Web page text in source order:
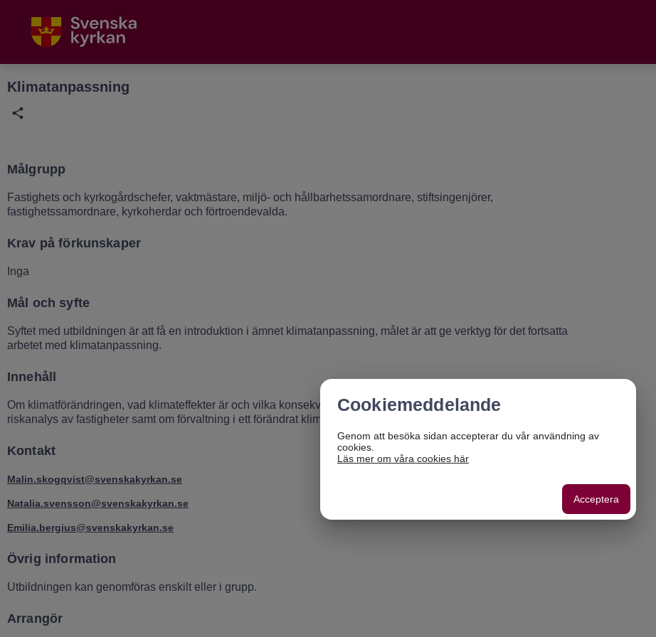
Klimatanpassning
Målgrupp
Fastighets och kyrkogårdschefer, vaktmästare, miljö- och hållbarhetssamordnare, stiftsingenjörer,
fastighetssamordnare, kyrkoherdar och förtroendevalda.
Krav på förkunskaper
Inga
Mål och syfte
Syftet med utbildningen är att få en introduktion i ämnet klimatanpassning, målet är att ge verktyg för det fortsatta
arbetet med klimatanpassning.
Innehåll
Om klimatförändringen, vad klimateffekter är och vilka konsekvenser de kan ha, hur man kan genomföra en
riskanalys av fastigheter samt om förvaltning i ett förändrat klimat och vikten av samverkan.
Kontakt
Malin.skogqvist@svenskakyrkan.se
Natalia.svensson@svenskakyrkan.se
Emilia.bergius@svenskakyrkan.se
Övrig information
Utbildningen kan genomföras enskilt eller i grupp.
Arrangör
Cookiemeddelande
Genom att besöka sidan accepterar du vår användning av
cookies.
Läs mer om våra cookies här
Acceptera